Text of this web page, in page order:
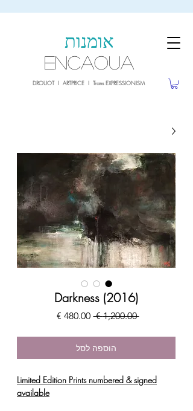
אומנות
ENCAOUA
DROUOT I ARTPRICE I Trans EXPRESSIONISM
Darkness (2016)
‏1,200.00 ‏€
מחיר
‏480.00 ‏€
מחיר
הוספה לסל
Limited Edition Prints numbered & signed
available